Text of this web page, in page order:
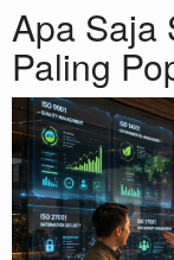
Apa Saja
Paling